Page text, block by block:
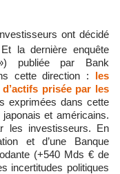
ont décidé
la dernière enquête
publiée par Bank
cette direction : les
prisée par les
exprimées dans cette
et américains.
les investisseurs. En
et d’une Banque
(+540 Mds € de
incertitudes politiques